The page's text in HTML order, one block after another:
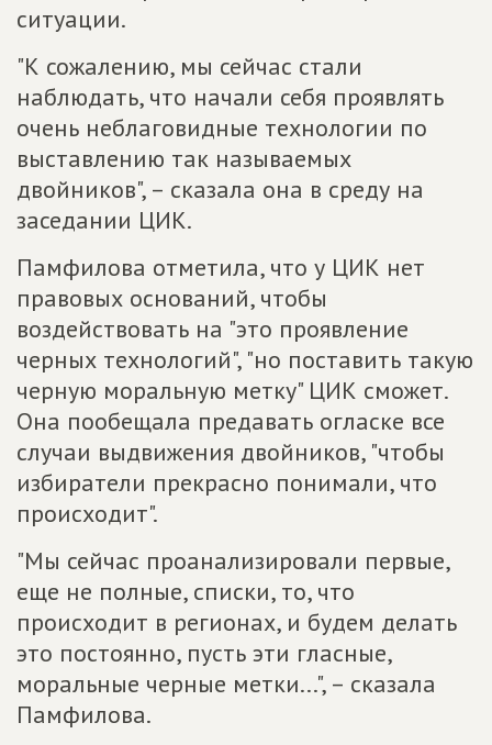
ситуации.
"К сожалению, мы сейчас стали
наблюдать, что начали себя проявлять
очень неблаговидные технологии по
выставлению так называемых
двойников", – сказала она в среду на
заседании ЦИК.
Памфилова отметила, что у ЦИК нет
правовых оснований, чтобы
воздействовать на "это проявление
черных технологий", "но поставить такую
черную моральную метку" ЦИК сможет.
Она пообещала предавать огласке все
случаи выдвижения двойников, "чтобы
избиратели прекрасно понимали, что
происходит".
"Мы сейчас проанализировали первые,
еще не полные, списки, то, что
происходит в регионах, и будем делать
это постоянно, пусть эти гласные,
моральные черные метки...", – сказала
Памфилова.